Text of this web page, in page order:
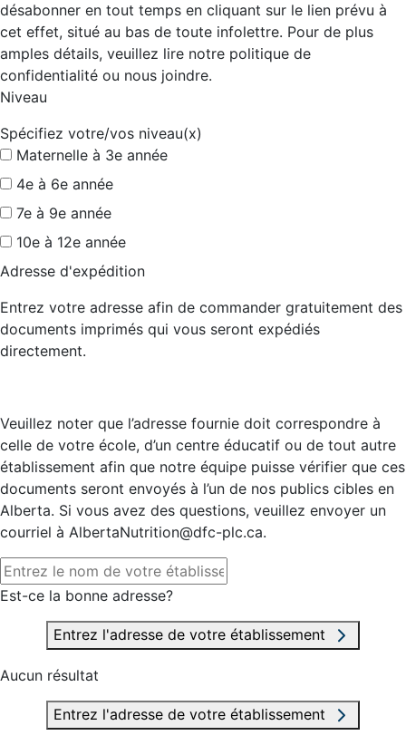
désabonner en tout temps en cliquant sur le lien prévu à
cet effet, situé au bas de toute infolettre. Pour de plus
amples détails, veuillez lire notre politique de
confidentialité ou nous joindre.
Niveau
Spécifiez votre/vos niveau(x)
Maternelle à 3e année
4e à 6e année
7e à 9e année
10e à 12e année
Adresse d'expédition
Entrez votre adresse afin de commander gratuitement des
documents imprimés qui vous seront expédiés
directement.
Veuillez noter que l’adresse fournie doit correspondre à
celle de votre école, d’un centre éducatif ou de tout autre
établissement afin que notre équipe puisse vérifier que ces
documents seront envoyés à l’un de nos publics cibles en
Alberta. Si vous avez des questions, veuillez envoyer un
courriel à AlbertaNutrition@dfc-plc.ca.
Est-ce la bonne adresse?
Entrez l'adresse de votre établissement
Aucun résultat
Entrez l'adresse de votre établissement